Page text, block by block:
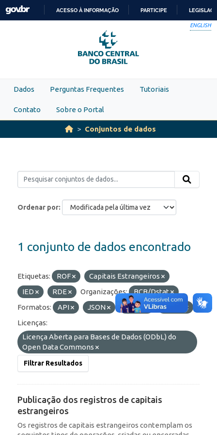
Skip to main content
PARA
O
CONTEÚDO
ACESSO À INFORMAÇÃO PARTICIPE
ENGLISH
Dados Perguntas Frequentes Tutoriais
Contato Sobre o Portal
Conjuntos de dados
Ordenar por
1 conjunto de dados encontrado
Etiquetas: ROF
Capitais Estrangeiros
IED
RDE Organizações:
BCB/Dstat
Formatos:
API JSON HTML
OData
Licenças:
Licença Aberta para Bases de Dados (ODbL) do
Open Data Commons
Filtrar Resultados
Publicação dos registros de capitais
estrangeiros
Os registros de capitais estrangeiros contemplam os